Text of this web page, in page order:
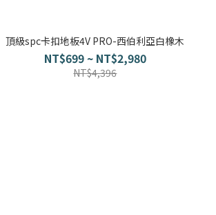
頂級spc卡扣地板4V PRO-西伯利亞白橡木
NT$699 ~ NT$2,980
NT$4,396